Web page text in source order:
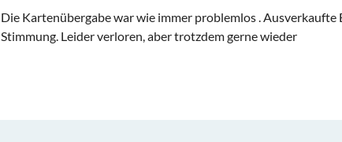
Die Kartenübergabe war wie immer problemlos . Ausverkaufte
Stimmung. Leider verloren, aber trotzdem gerne wieder